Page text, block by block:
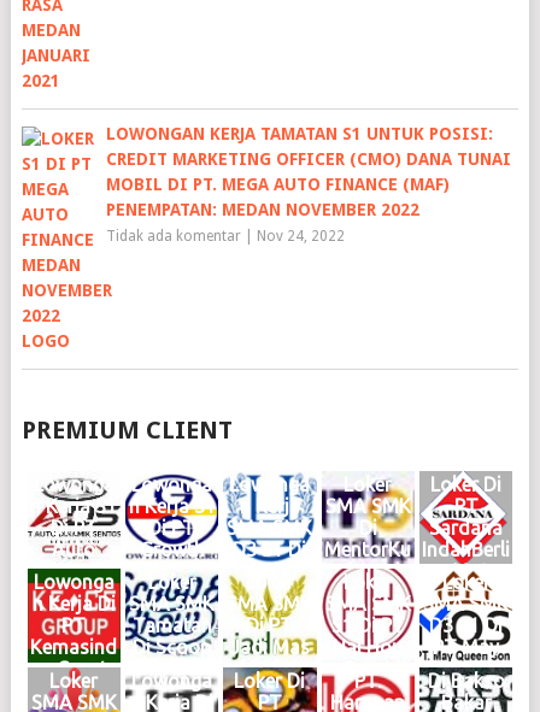
LOWONGAN KERJA TAMATAN S1 UNTUK POSISI:
CREDIT MARKETING OFFICER (CMO) DANA TUNAI
MOBIL DI PT. MEGA AUTO FINANCE (MAF)
PENEMPATAN: MEDAN NOVEMBER 2022
Tidak ada komentar| Nov 24, 2022
PREMIUM CLIENT
Lowonga
n Kerja S1
Di PT
Auto
Dinamik
Sentosa
Medan
Juni 2026
Logo
Lowonga
n Kerja S1
Di PT
Growth
Steel
Group
Medan
Mei 2026
Logo
Lowonga
n Kerja
SMA SMK
D3 S1 Di
Group
Medan
Mei 2026
Logo
Loker
SMA SMK
Di
MentorKu
Indonesia
Medan
Maret
2025
Logo
Loker Di
PT
Sardana
IndahBerli
an Motor
Medan
Februari
2025
Logo
Lowonga
n Kerja Di
PT
Kemasind
o Cepat
Medan
Loker
SMA SMK
Tamatan
Di Scoop
Medan
Loker
SMA SMK
Di PT
Jadi Mas
Medan
KIM
Loker
SMA SMK
S1 Di PT
Hai Hou
Medan
Loker
SMA SMK
D3 S1 Di
PT May
Queen
Son
Loker
SMA SMK
Lowonga
n Kerja Di
Loker Di
PT
PT.
Harapan
Di Bakso
Bakar